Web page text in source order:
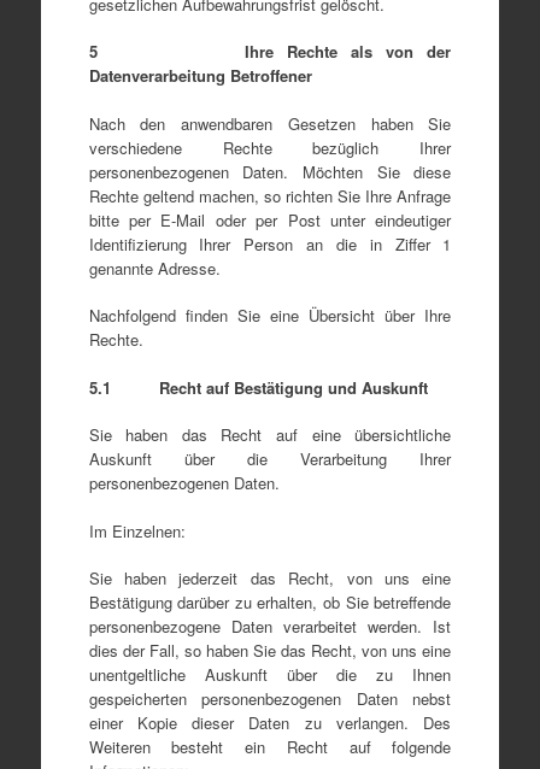
5 Ihre Rechte als von der
Datenverarbeitung Betroffener
Nach den anwendbaren Gesetzen haben Sie
verschiedene Rechte bezüglich Ihrer
personenbezogenen Daten. Möchten Sie diese
Rechte geltend machen, so richten Sie Ihre Anfrage
bitte per E-Mail oder per Post unter eindeutiger
Identifizierung Ihrer Person an die in Ziffer 1
genannte Adresse.
Nachfolgend finden Sie eine Übersicht über Ihre
Rechte.
5.1 Recht auf Bestätigung und Auskunft
Sie haben das Recht auf eine übersichtliche
Auskunft über die Verarbeitung Ihrer
personenbezogenen Daten.
Im Einzelnen:
Sie haben jederzeit das Recht, von uns eine
Bestätigung darüber zu erhalten, ob Sie betreffende
personenbezogene Daten verarbeitet werden. Ist
dies der Fall, so haben Sie das Recht, von uns eine
unentgeltliche Auskunft über die zu Ihnen
gespeicherten personenbezogenen Daten nebst
einer Kopie dieser Daten zu verlangen. Des
Weiteren besteht ein Recht auf folgende